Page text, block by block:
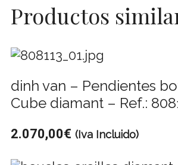
Productos
dinh van – Pendientes
Cube diamant – Ref.:
2.070,00€ (Iva Incluido)